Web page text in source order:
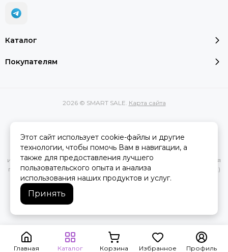
Каталог
Покупателям
2026 © SMART SALE. Карта сайта
Вся представленная на сайте информация, касающаяся
характеристик, стоимости товаров и услуг, носит
информационный характер и ни при каких условиях не является
публичной офертой, определяемой положениями Статьи 437(2)
Гражданского кодекса РФ.
Главная Каталог Корзина Избранное Профиль
Этот сайт использует cookie-файлы и другие
технологии, чтобы помочь Вам в навигации, а
также для предоставления лучшего
пользовательского опыта и анализа
использования наших продуктов и услуг.
Принять